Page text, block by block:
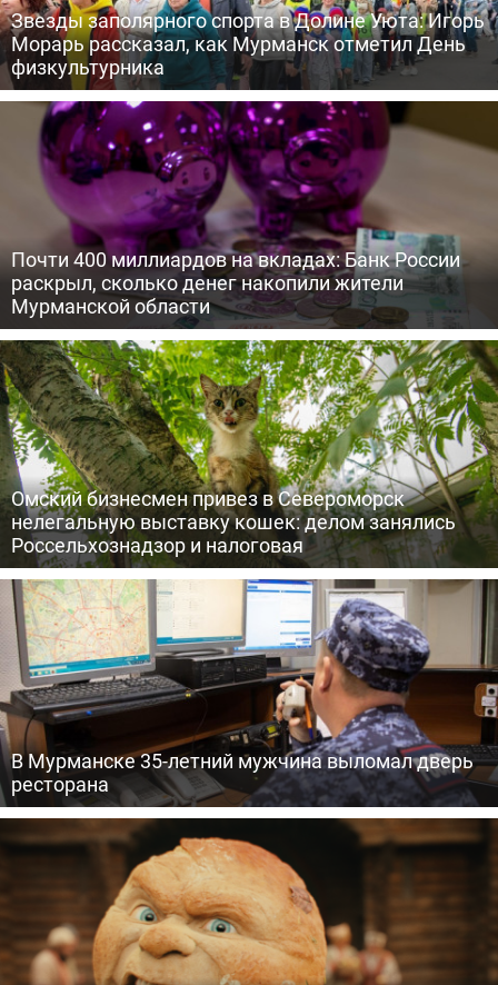
Звезды заполярного спорта в Долине Уюта: Игорь
Морарь рассказал, как Мурманск отметил День
физкультурника
Почти 400 миллиардов на вкладах: Банк России
раскрыл, сколько денег накопили жители
Мурманской области
Омский бизнесмен привез в Североморск
нелегальную выставку кошек: делом занялись
Россельхознадзор и налоговая
В Мурманске 35-летний мужчина выломал дверь
ресторана